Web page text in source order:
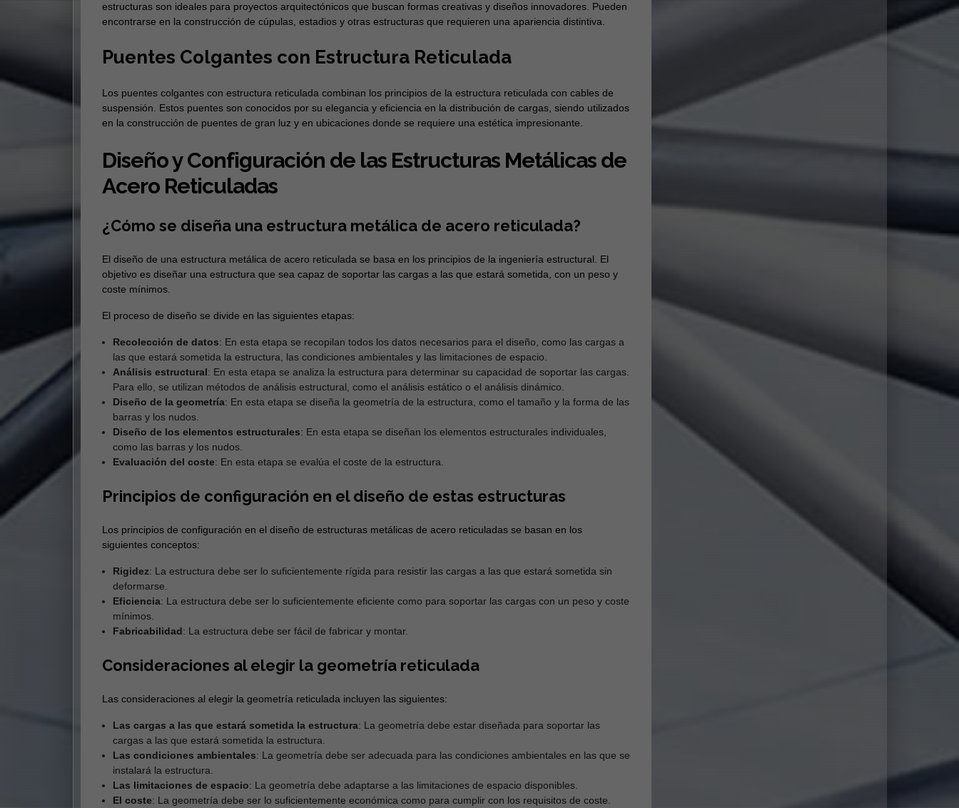
estructuras son ideales para proyectos arquitectónicos que buscan formas creativas y diseños innovadores. Pueden
encontrarse en la construcción de cúpulas, estadios y otras estructuras que requieren una apariencia distintiva.
Puentes Colgantes con Estructura Reticulada
Los puentes colgantes con estructura reticulada combinan los principios de la estructura reticulada con cables de
suspensión. Estos puentes son conocidos por su elegancia y eficiencia en la distribución de cargas, siendo utilizados
en la construcción de puentes de gran luz y en ubicaciones donde se requiere una estética impresionante.
Diseño y Configuración de las Estructuras Metálicas de
Acero Reticuladas
¿Cómo se diseña una estructura metálica de acero reticulada?
El diseño de una estructura metálica de acero reticulada se basa en los principios de la ingeniería estructural. El
objetivo es diseñar una estructura que sea capaz de soportar las cargas a las que estará sometida, con un peso y
coste mínimos.
El proceso de diseño se divide en las siguientes etapas:
Recolección de datos: En esta etapa se recopilan todos los datos necesarios para el diseño, como las cargas a
las que estará sometida la estructura, las condiciones ambientales y las limitaciones de espacio.
Análisis estructural: En esta etapa se analiza la estructura para determinar su capacidad de soportar las cargas.
Para ello, se utilizan métodos de análisis estructural, como el análisis estático o el análisis dinámico.
Diseño de la geometría: En esta etapa se diseña la geometría de la estructura, como el tamaño y la forma de las
barras y los nudos.
Diseño de los elementos estructurales: En esta etapa se diseñan los elementos estructurales individuales,
como las barras y los nudos.
Evaluación del coste: En esta etapa se evalúa el coste de la estructura.
Principios de configuración en el diseño de estas estructuras
Los principios de configuración en el diseño de estructuras metálicas de acero reticuladas se basan en los
siguientes conceptos:
Rigidez: La estructura debe ser lo suficientemente rígida para resistir las cargas a las que estará sometida sin
deformarse.
Eficiencia: La estructura debe ser lo suficientemente eficiente como para soportar las cargas con un peso y coste
mínimos.
Fabricabilidad: La estructura debe ser fácil de fabricar y montar.
Consideraciones al elegir la geometría reticulada
Las consideraciones al elegir la geometría reticulada incluyen las siguientes:
Las cargas a las que estará sometida la estructura: La geometría debe estar diseñada para soportar las
cargas a las que estará sometida la estructura.
Las condiciones ambientales: La geometría debe ser adecuada para las condiciones ambientales en las que se
instalará la estructura.
Las limitaciones de espacio: La geometría debe adaptarse a las limitaciones de espacio disponibles.
El coste: La geometría debe ser lo suficientemente económica como para cumplir con los requisitos de coste.